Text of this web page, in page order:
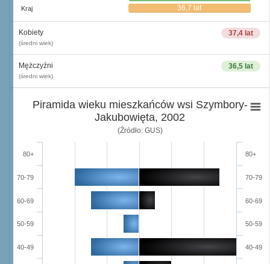
Kraj 36,7 lat
37,4 lat
Kobiety
(średni wiek)
36,5 lat
Mężczyźni
(średni wiek)
Piramida wieku mieszkańców wsi Szymbory-
Jakubowięta, 2002
(Źródło: GUS)
40-49
50-59
60-69
70-79
80+
40-49
50-59
60-69
70-79
80+